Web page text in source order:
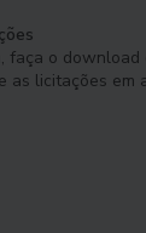
faça o download
as licitações em